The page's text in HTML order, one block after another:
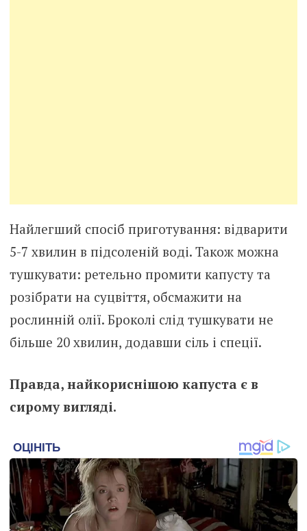
Найлегший спосіб приготування: відварити
5-7 хвилин в підсоленій воді. Також можна
тушкувати: ретельно промити капусту та
розібрати на суцвіття, обсмажити на
рослинній олії. Броколі слід тушкувати не
більше 20 хвилин, додавши сіль і спеції.
Правда, найкориснішою капуста є в
сирому вигляді.